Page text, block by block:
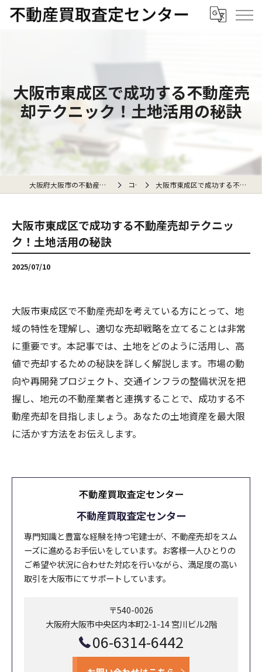
大阪市東成区で成功する不動産売
却テクニック！土地活用の秘訣
大阪府大阪市の不動産売却なら不動産買取査定センター コラム 大阪市東成区で成功する不動産売却テクニック！土地活用の秘訣
大阪市東成区で成功する不動産売却テクニッ
ク！土地活用の秘訣
2025/07/10
大阪市東成区で不動産売却を考えている方にとって、地
域の特性を理解し、適切な売却戦略を立てることは非常
に重要です。本記事では、土地をどのように活用し、高
値で売却するための秘訣を詳しく解説します。市場の動
向や再開発プロジェクト、交通インフラの整備状況を把
握し、地元の不動産業者と連携することで、成功する不
動産売却を目指しましょう。あなたの土地資産を最大限
に活かす方法をお伝えします。
不動産買取査定センター
専門知識と豊富な経験を持つ宅建士が、不動産売却をスム
ーズに進めるお手伝いをしています。お客様一人ひとりの
ご希望や状況に合わせた対応を行いながら、満足度の高い
取引を大阪市にてサポートしています。
〒540-0026
大阪府大阪市中央区内本町2-1-14 宮川ビル2階
06-6314-6442